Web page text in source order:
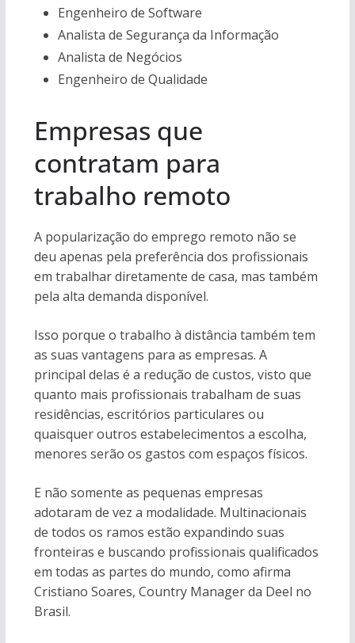
Engenheiro de Software
Analista de Segurança da Informação
Analista de Negócios
Engenheiro de Qualidade
Empresas que
contratam para
trabalho remoto
A popularização do emprego remoto não se
deu apenas pela preferência dos profissionais
em trabalhar diretamente de casa, mas também
pela alta demanda disponível.
Isso porque o trabalho à distância também tem
as suas vantagens para as empresas. A
principal delas é a redução de custos, visto que
quanto mais profissionais trabalham de suas
residências, escritórios particulares ou
quaisquer outros estabelecimentos a escolha,
menores serão os gastos com espaços físicos.
E não somente as pequenas empresas
adotaram de vez a modalidade. Multinacionais
de todos os ramos estão expandindo suas
fronteiras e buscando profissionais qualificados
em todas as partes do mundo, como afirma
Cristiano Soares, Country Manager da Deel no
Brasil.